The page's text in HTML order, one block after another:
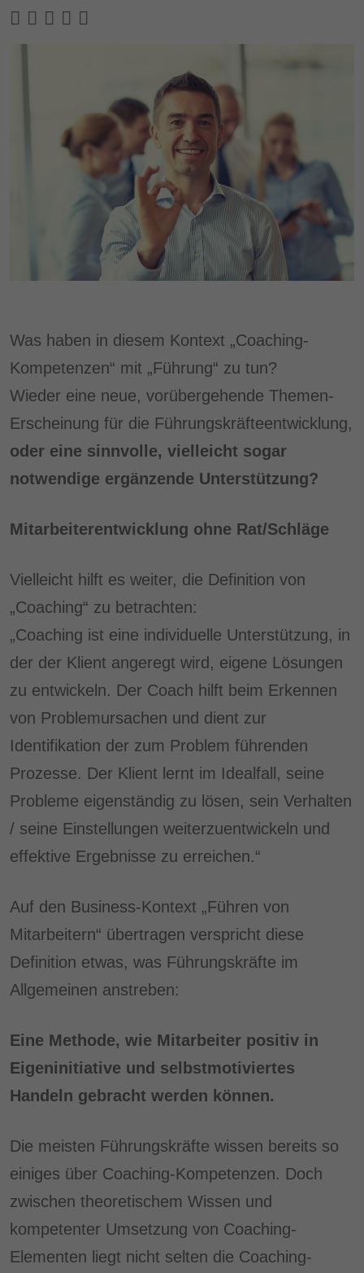
Was haben in diesem Kontext „Coaching-
Kompetenzen“ mit „Führung“ zu tun?
Wieder eine neue, vorübergehende Themen-
Erscheinung für die Führungskräfteentwicklung,
oder eine sinnvolle, vielleicht sogar
notwendige ergänzende Unterstützung?
Mitarbeiterentwicklung ohne Rat/Schläge
Vielleicht hilft es weiter, die Definition von
„Coaching“ zu betrachten:
„Coaching ist eine individuelle Unterstützung, in
der der Klient angeregt wird, eigene Lösungen
zu entwickeln. Der Coach hilft beim Erkennen
von Problemursachen und dient zur
Identifikation der zum Problem führenden
Prozesse. Der Klient lernt im Idealfall, seine
Probleme eigenständig zu lösen, sein Verhalten
/ seine Einstellungen weiterzuentwickeln und
effektive Ergebnisse zu erreichen.“
Auf den Business-Kontext „Führen von
Mitarbeitern“ übertragen verspricht diese
Definition etwas, was Führungskräfte im
Allgemeinen anstreben:
Eine Methode, wie Mitarbeiter positiv in
Eigeninitiative und selbstmotiviertes
Handeln gebracht werden können.
Die meisten Führungskräfte wissen bereits so
einiges über Coaching-Kompetenzen. Doch
zwischen theoretischem Wissen und
kompetenter Umsetzung von Coaching-
Elementen liegt nicht selten die Coaching-